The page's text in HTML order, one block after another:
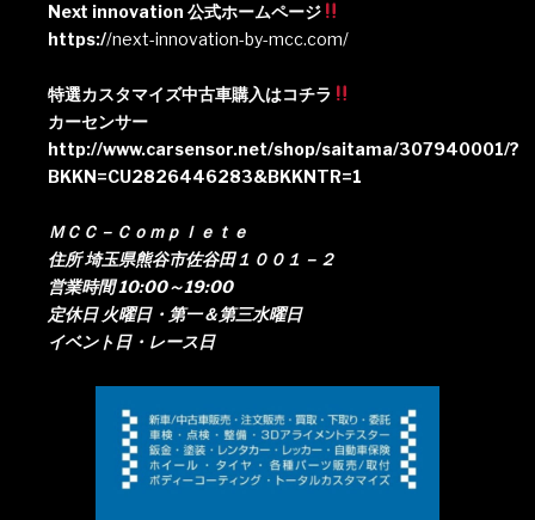
Next innovation 公式ホームページ
https://next-innovation-by-mcc.com/
特選カスタマイズ中古車購入はコチラ
カーセンサー
http://www.carsensor.net/shop/saitama/307940001/?
BKKN=CU2826446283&BKKNTR=1
ＭＣＣ－Ｃｏｍｐｌｅｔｅ
住所 埼玉県熊谷市佐谷田１００１－２
営業時間 10:00～19:00
定休日 火曜日・第一＆第三水曜日
イベント日・レース日